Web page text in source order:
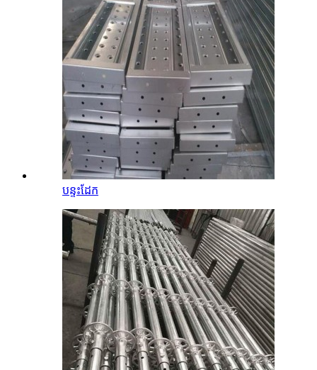
បន្ទះដែក